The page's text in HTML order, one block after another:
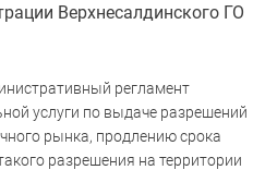
Верхнесалдинского ГО
регламент
услуги по выдаче разрешений
рынка, продлению срока
разрешения на территории